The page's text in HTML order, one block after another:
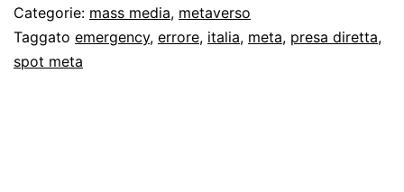
realtà
Categorie: mass media, metaverso
Taggato emergency, errore, italia, meta, presa diretta,
spot meta